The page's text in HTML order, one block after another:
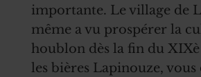
importante. Le village de
même a vu prospérer la
houblon dès la fin du XIXè
les bières Lapinouze, vous